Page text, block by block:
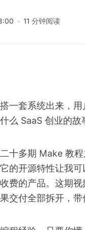
11 分钟阅读
一套系统出来，
么 SaaS 创业的
十多期 Make 教
的开源特性让我
费的产品。这期
交付全部拆开，带